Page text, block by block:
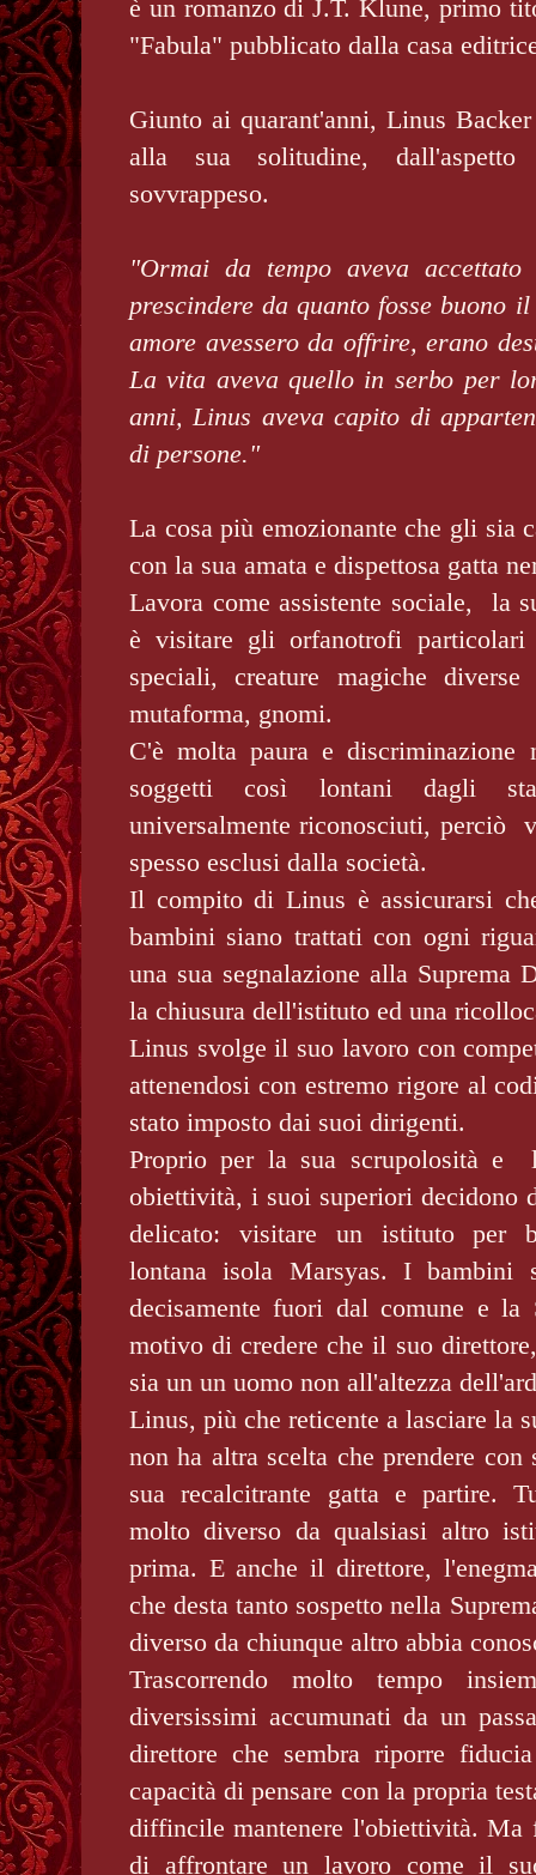
è un romanzo di J.T. Klune, primo
"Fabula" pubblicato dalla casa
Giunto ai quarant'anni, Linus
alla sua solitudine,
sovvrappeso.
"Ormai da tempo aveva
prescindere da quanto fosse buono
amore avessero da offrire, erano
La vita aveva quello in serbo per
anni, Linus aveva capito di
di persone."
La cosa più emozionante che gli sia
con la sua amata e dispettosa gatta
Lavora come assistente sociale, la
è visitare gli orfanotrofi particolari
speciali, creature magiche
mutaforma, gnomi.
C'è molta paura e
soggetti così lontani dagli
universalmente riconosciuti, perciò
spesso esclusi dalla società.
Il compito di Linus è assicurarsi
bambini siano trattati con ogni
una sua segnalazione alla Suprema
la chiusura dell'istituto ed una
Linus svolge il suo lavoro con
attenendosi con estremo rigore al
stato imposto dai suoi dirigenti.
Proprio per la sua scrupolosità e
obiettività, i suoi superiori decidono
delicato: visitare un istituto per
lontana isola Marsyas. I bambini
decisamente fuori dal comune e la
motivo di credere che il suo
sia un un uomo non all'altezza
Linus, più che reticente a lasciare la
non ha altra scelta che prendere
sua recalcitrante gatta e partire.
molto diverso da qualsiasi altro
prima. E anche il direttore,
che desta tanto sospetto nella
diverso da chiunque altro abbia
Trascorrendo molto tempo
diversissimi accumunati da un
direttore che sembra riporre
capacità di pensare con la propria
diffincile mantenere l'obiettività.
di affrontare un lavoro come il